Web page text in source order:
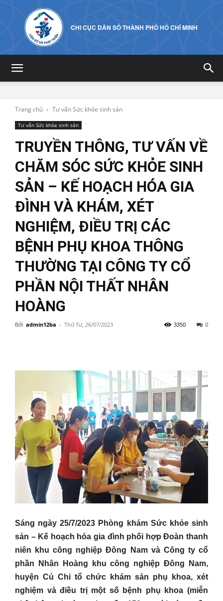
CHI CỤC DÂN SỐ THÀNH PHỐ HỒ CHÍ MINH
Trang chủ Tư vấn Sức khỏe sinh sản
Tư vấn Sức khỏe sinh sản
TRUYỀN THÔNG, TƯ VẤN VỀ
CHĂM SÓC SỨC KHỎE SINH
SẢN – KẾ HOẠCH HÓA GIA
ĐÌNH VÀ KHÁM, XÉT
NGHIỆM, ĐIỀU TRỊ CÁC
BỆNH PHỤ KHOA THÔNG
THƯỜNG TẠI CÔNG TY CỔ
PHẦN NỘI THẤT NHÂN
HOÀNG
Bởi admin12ba - Thứ Tư, 26/07/2023 0
3350
Sáng ngày 25/7/2023 Phòng khám Sức khỏe sinh
sản – Kế hoạch hóa gia đình phối hợp Đoàn thanh
niên khu công nghiệp Đông Nam và Công ty cổ
phần Nhân Hoàng khu công nghiệp Đông Nam,
huyện Củ Chi tổ chức khám sản phụ khoa, xét
nghiệm và điều trị một số bệnh phụ khoa (miễn